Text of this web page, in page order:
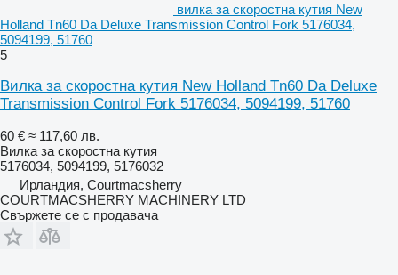
вилка за скоростна кутия New
Holland Tn60 Da Deluxe Transmission Control Fork 5176034,
5094199, 51760
5
Вилка за скоростна кутия New Holland Tn60 Da Deluxe
Transmission Control Fork 5176034, 5094199, 51760
60 € ≈ 117,60 лв.
Вилка за скоростна кутия
5176034, 5094199, 5176032
Ирландия, Courtmacsherry
COURTMACSHERRY MACHINERY LTD
Свържете се с продавача